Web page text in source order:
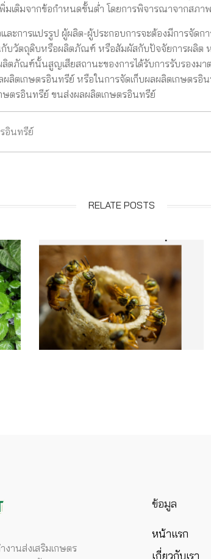
มเติมจากข้อกำหนดขั้นต่ำ โดยการพิจารณาจากสภา
ละการแปรรูป ผู้ผลิต-ผู้ประกอบการจะต้องมีการจัด
วัตถุดิบหรือผลิตภัณฑ์ หรือสัมผัสกับปัจจัยการผลิต ห
ตภัณฑ์นั้นสูญเสียสถานะของการได้รับการรับรองมา
ลิตเกษตรอินทรีย์ หรือในการจัดเก็บผลผลิตเกษตรอิ
ษตรอินทรีย์ ขนส่งผลผลิตเกษตรอินทรีย์
อินทรีย์
RELATE POSTS
งานส่งเสริมเกษตร
ข้อมูล
หน้าแรก
เกี่ยวกับเรา